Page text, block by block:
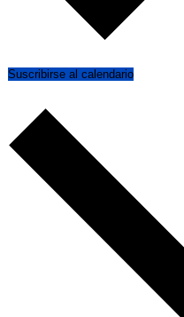
Suscribirse al calendario